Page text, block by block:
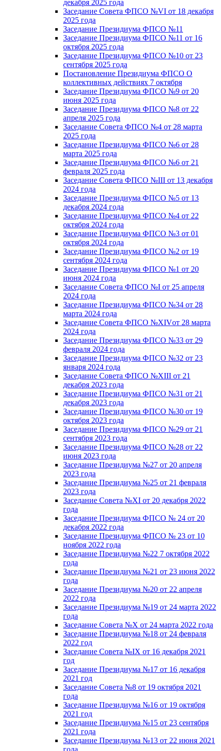
декабря 2025 года
Заседание Совета ФПСО №VI от 18 декабря
2025 года
Заседание Президиума ФПСО №11
Заседание Президиума ФПСО №11 от 16
октября 2025 года
Заседание Президиума ФПСО №10 от 23
сентября 2025 года
Постановление Президиума ФПСО О
коллективных действиях 7 октября
Заседание Президиума ФПСО №9 от 20
июня 2025 года
Заседание Президиума ФПСО №8 от 22
апреля 2025 года
Заседание Совета ФПСО №4 от 28 марта
2025 года
Заседание Президиума ФПСО №6 от 28
марта 2025 года
Заседание Президиума ФПСО №6 от 21
февраля 2025 года
Заседание Совета ФПСО №III от 13 декабря
2024 года
Заседание Президиума ФПСО №5 от 13
декабря 2024 года
Заседание Президиума ФПСО №4 от 22
октября 2024 года
Заседание Президиума ФПСО №3 от 01
октября 2024 года
Заседание Президиума ФПСО №2 от 19
сентября 2024 года
Заседание Президиума ФПСО №1 от 20
июня 2024 года
Заседание Совета ФПСО №I от 25 апреля
2024 года
Заседание Президиума ФПСО №34 от 28
марта 2024 года
Заседание Совета ФПСО №XIVот 28 марта
2024 года
Заседание Президиума ФПСО №33 от 29
февраля 2024 года
Заседание Президиума ФПСО №32 от 23
января 2024 года
Заседание Совета ФПСО №XIII от 21
декабря 2023 года
Заседание Президиума ФПСО №31 от 21
декабря 2023 года
Заседание Президиума ФПСО №30 от 19
октября 2023 года
Заседание Президиума ФПСО №29 от 21
сентября 2023 года
Заседание Президиума ФПСО №28 от 22
июня 2023 года
Заседание Президиума №27 от 20 апреля
2023 года
Заседание Президиума №25 от 21 февраля
2023 года
Заседание Совета №XI от 20 декабря 2022
года
Заседание Президиума ФПСО № 24 от 20
декабря 2022 года
Заседание Президиума ФПСО № 23 от 10
ноября 2022 года
Заседание Президиума №22 7 октября 2022
года
Заседание Президиума №21 от 23 июня 2022
года
Заседание Президиума №20 от 22 апреля
2022 года
Заседание Президиума №19 от 24 марта 2022
года
Заседание Совета №X от 24 марта 2022 года
Заседание Президиума №18 от 24 февраля
2022 год
Заседание Совета №IX от 16 декабря 2021
год
Заседание Президиума №17 от 16 декабря
2021 год
Заседание Совета №8 от 19 октября 2021
года
Заседание Президиума №16 от 19 октября
2021 год
Заседание Президиума №15 от 23 сентября
2021 года
Заседание Президиума №13 от 22 июня 2021
года